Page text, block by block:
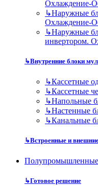
Охлаждение-
↳Наружные
Охлаждение-
↳Наружные
инвертором.
↳Внутренние блоки
↳Кассетные
↳Кассетные
↳Напольные
↳Настенные
↳Канальные
↳Встроенные и
↳Готовое решение